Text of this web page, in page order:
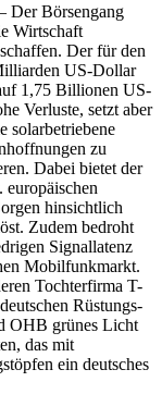
Der Börsengang
Wirtschaft
Der für den
US-Dollar
1,75 Billionen US-
Verluste, setzt aber
solarbetriebene
zu
Dabei bietet der
europäischen
hinsichtlich
Zudem bedroht
Signallatenz
Mobilfunkmarkt.
Tochterfirma T-
Rüstungs-
OHB grünes Licht
das mit
ein deutsches